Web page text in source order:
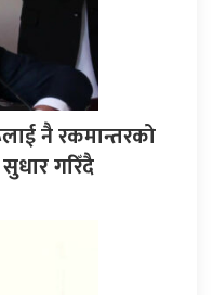
नै रकमान्तरको
गरिँदै